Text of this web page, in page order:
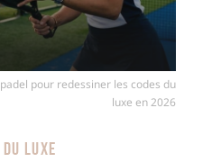
pour redessiner les codes du
luxe en 2026
LUXE